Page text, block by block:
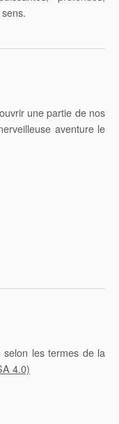
une partie de nos
aventure le
les termes de la
4.0)